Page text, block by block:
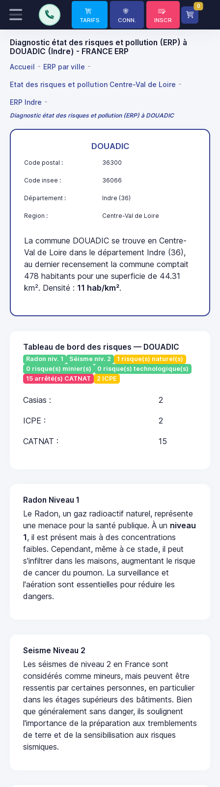
TARIFS CONN. INSCR
0
Diagnostic état des risques et pollution (ERP) à
DOUADIC (Indre) - FRANCE ERP
Accueil ERP par ville
Etat des risques et pollution Centre-Val de Loire
ERP Indre
Diagnostic état des risques et pollution (ERP) à DOUADIC
DOUADIC
Code postal : 36300
Code insee : 36066
Département : Indre (36)
Region : Centre-Val de Loire
La commune DOUADIC se trouve en Centre-
Val de Loire dans le département Indre (36),
au dernier recensement la commune comptait
478 habitants pour une superficie de 44.31
km². Densité : 11 hab/km².
Tableau de bord des risques — DOUADIC
Radon niv. 1 Séisme niv. 2
1 risque(s) naturel(s)
0 risque(s) minier(s)
0 risque(s) technologique(s)
15 arrêté(s) CATNAT
2 ICPE
Casias : 2
ICPE : 2
CATNAT : 15
Radon Niveau 1
Le Radon, un gaz radioactif naturel, représente
une menace pour la santé publique. À un niveau
1, il est présent mais à des concentrations
faibles. Cependant, même à ce stade, il peut
s'infiltrer dans les maisons, augmentant le risque
de cancer du poumon. La surveillance et
l'aération sont essentielles pour réduire les
dangers.
Seisme Niveau 2
Les séismes de niveau 2 en France sont
considérés comme mineurs, mais peuvent être
ressentis par certaines personnes, en particulier
dans les étages supérieurs des bâtiments. Bien
que généralement sans danger, ils soulignent
l'importance de la préparation aux tremblements
de terre et de la sensibilisation aux risques
sismiques.